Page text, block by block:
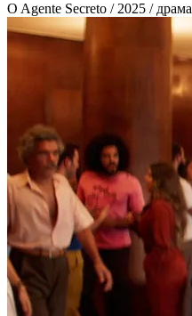
O Agente Secreto / 2025 / драма